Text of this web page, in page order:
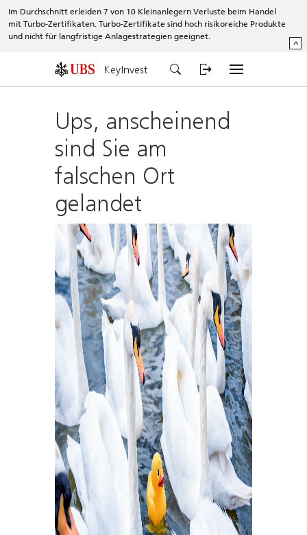
Im Durchschnitt erleiden 7 von 10 Kleinanlegern Verluste beim Handel
mit Turbo-Zertifikaten. Turbo-Zertifikate sind hoch risikoreiche Produkte
und nicht für langfristige Anlagestrategien geeignet.
^
KeyInvest
Ups, anscheinend
sind Sie am
falschen Ort
gelandet